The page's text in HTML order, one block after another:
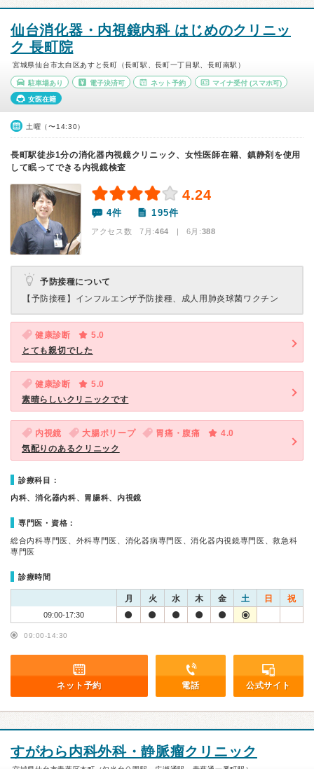
仙台消化器・内視鏡内科 はじめのクリニッ
ク 長町院
宮城県仙台市太白区あすと長町（長町駅、長町一丁目駅、長町南駅）
駐車場あり 電子決済可 ネット予約 マイナ受付 (スマホ可)
女医在籍
土曜（〜14:30）
長町駅徒歩1分の消化器内視鏡クリニック、女性医師在籍、鎮静剤を使用
して眠ってできる内視鏡検査
4.24
4件 195件
アクセス数 7月:464 | 6月:388
予防接種について
【予防接種】 インフルエンザ予防接種、成人用肺炎球菌ワクチン
健康診断
5.0
とても親切でした
健康診断
5.0
素晴らしいクリニックです
内視鏡 大腸ポリープ 胃痛・腹痛
4.0
気配りのあるクリニック
診療科目：
内科、消化器内科、胃腸科、内視鏡
専門医・資格：
総合内科専門医、外科専門医、消化器病専門医、消化器内視鏡専門医、救急科
専門医
診療時間
月 火 水 木 金 土 日 祝
09:00-17:30
09:00-14:30
ネット予約 電話 公式サイト
すがわら内科外科・静脈瘤クリニック